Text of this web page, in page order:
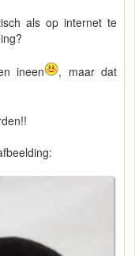
als op internet te
ineen
, maar dat